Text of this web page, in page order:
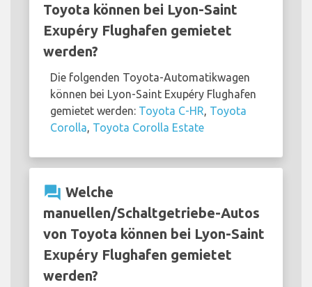
Toyota können bei Lyon-Saint
Exupéry Flughafen gemietet
werden?
Die folgenden Toyota-Automatikwagen
können bei Lyon-Saint Exupéry Flughafen
gemietet werden: Toyota C-HR Toyota
Corolla Toyota Corolla Estate
question_answer Welche
manuellen/Schaltgetriebe-Autos
von Toyota können bei Lyon-Saint
Exupéry Flughafen gemietet
werden?